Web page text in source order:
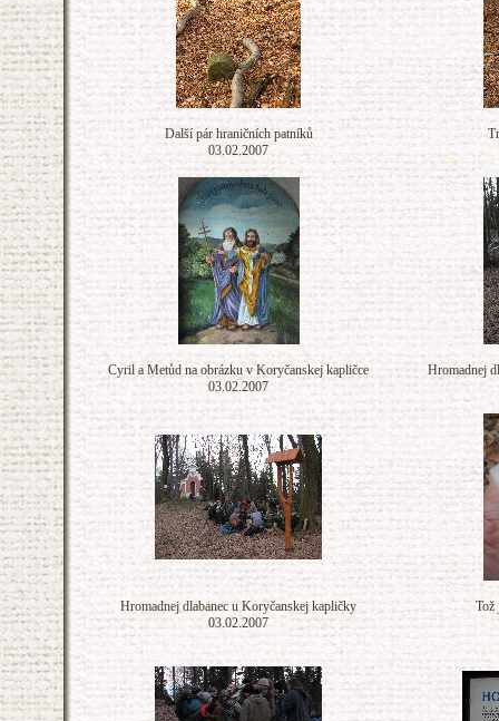
Další pár hraničních patníků
03.02.2007
Cyril a Metůd na obrázku v Koryčanskej kapličce
03.02.2007
Hromadnej
Hromadnej dlabanec u Koryčanskej kapličky
03.02.2007
Tož